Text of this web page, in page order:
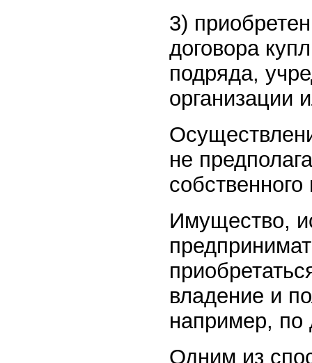
3)
договора
подряда,
организации
не
Имущество,
владение и
например, по
Одним из